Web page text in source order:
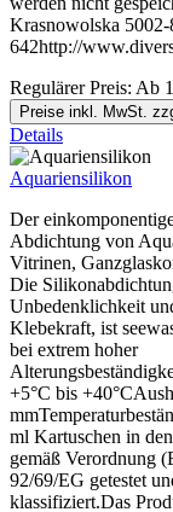
Krasnowolska
642http://
Regulärer Preis: Ab
Preise inkl. MwSt.
Details
Aquariensilikon
Der
Abdichtung von
Vitrinen,
Die
Unbedenklichkeit
Klebekraft, ist
bei extrem hoher
+5°C bis
ml Kartuschen in
gemäß Verordnung
92/69/EG getestet
klassifiziert.Das